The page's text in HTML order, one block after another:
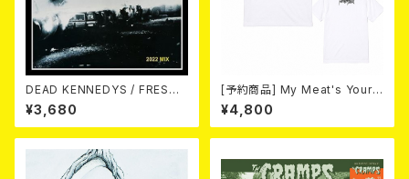
DEAD KENNEDYS / FRESH
FRUIT FOR ROTTING VEGE
TABLES [2022 MIX](CD)
¥3,680
[予約商品] My Meat's Your
Poison -あんたにゃ毒でもオイ
ラにゃ薬- (WHITE) 熊本地震
復興支援T-shirt (XXL & XXX
予定！
¥4,800